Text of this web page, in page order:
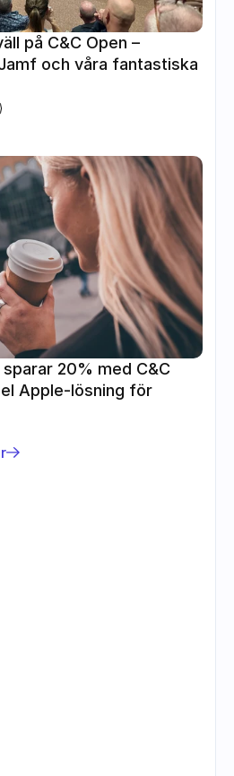
på C&C Open –
och våra fantastiska
20% med C&C
Apple-lösning för